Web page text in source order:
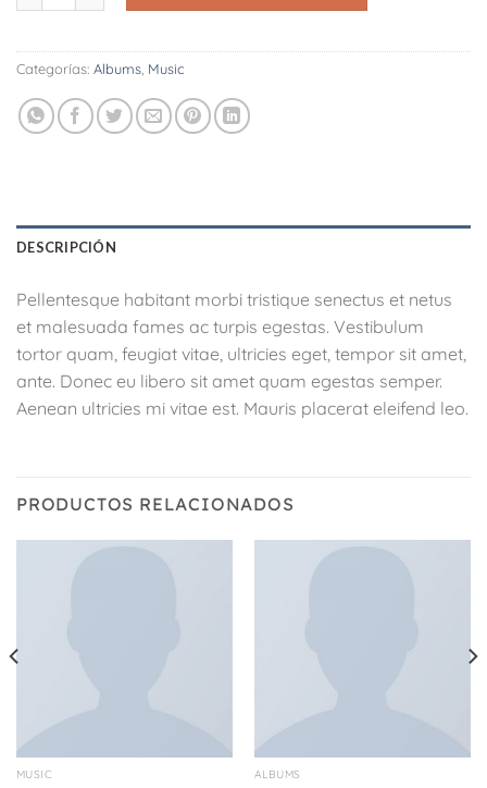
Categorías: Albums Music
DESCRIPCIÓN
Pellentesque habitant morbi tristique senectus et netus
et malesuada fames ac turpis egestas. Vestibulum
tortor quam, feugiat vitae, ultricies eget, tempor sit amet,
ante. Donec eu libero sit amet quam egestas semper.
Aenean ultricies mi vitae est. Mauris placerat eleifend leo.
PRODUCTOS RELACIONADOS
MUSIC ALBUMS